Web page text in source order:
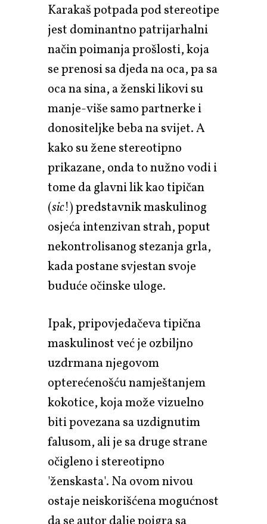
Karakaš potpada pod stereotipe
jest dominantno patrijarhalni
način poimanja prošlosti, koja
se prenosi sa djeda na oca, pa sa
oca na sina, a ženski likovi su
manje-više samo partnerke i
donositeljke beba na svijet. A
kako su žene stereotipno
prikazane, onda to nužno vodi i
tome da glavni lik kao tipičan
(sic!) predstavnik maskulinog
osjeća intenzivan strah, poput
nekontrolisanog stezanja grla,
kada postane svjestan svoje
buduće očinske uloge.
Ipak, pripovjedačeva tipična
maskulinost već je ozbiljno
uzdrmana njegovom
opterećenošću namještanjem
kokotice, koja može vizuelno
biti povezana sa uzdignutim
falusom, ali je sa druge strane
očigleno i stereotipno
'ženskasta'. Na ovom nivou
ostaje neiskorišćena mogućnost